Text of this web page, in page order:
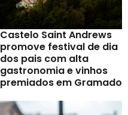
Castelo Saint Andrews
promove festival de dia
dos pais com alta
gastronomia e vinhos
premiados em Gramado